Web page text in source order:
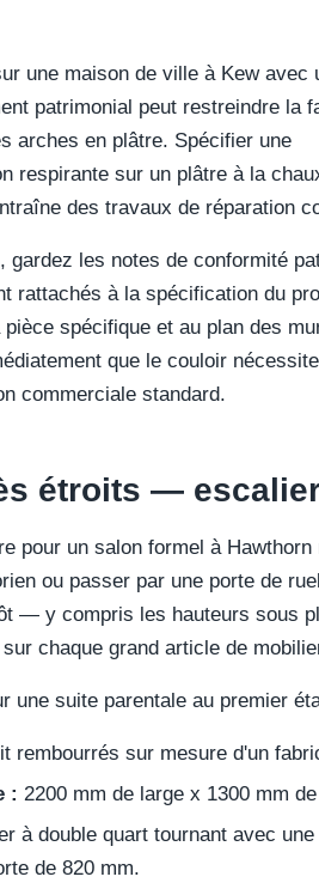
une maison de ville à Kew avec
patrimonial peut restreindre la
arches en plâtre. Spécifier une
respirante sur un plâtre à la
des travaux de réparation
les notes de conformité
rattachés à la spécification du
spécifique et au plan des
que le couloir
commerciale standard.
étroits —
pour un salon formel à
ou passer par une porte de
— y compris les hauteurs sous
chaque grand article de
une suite parentale au premier
rembourrés sur mesure d'un
: 2200 mm de large x 1300 mm
à double quart tournant avec
de 820 mm.